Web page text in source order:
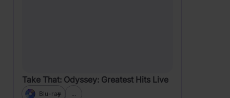
Take That: Odyssey: Greatest Hits Live
Blu-ray ...